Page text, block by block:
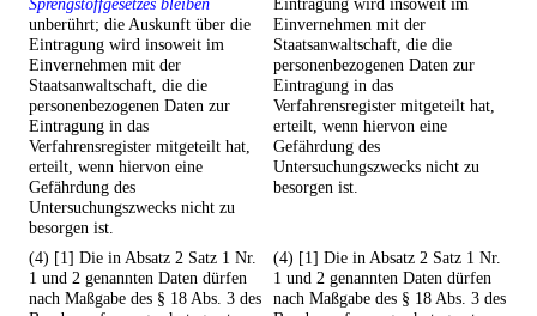
Sprengstoffgesetzes bleiben
unberührt; die Auskunft über die
Eintragung wird insoweit im
Einvernehmen mit der
Staatsanwaltschaft, die die
personenbezogenen Daten zur
Eintragung in das
Verfahrensregister mitgeteilt hat,
erteilt, wenn hiervon eine
Gefährdung des
Untersuchungszwecks nicht zu
besorgen ist.
Eintragung wird insoweit im
Einvernehmen mit der
Staatsanwaltschaft, die die
personenbezogenen Daten zur
Eintragung in das
Verfahrensregister mitgeteilt hat,
erteilt, wenn hiervon eine
Gefährdung des
Untersuchungszwecks nicht zu
besorgen ist.
(4) [1] Die in Absatz 2 Satz 1 Nr.
1 und 2 genannten Daten dürfen
nach Maßgabe des § 18 Abs. 3 des
(4) [1] Die in Absatz 2 Satz 1 Nr.
1 und 2 genannten Daten dürfen
nach Maßgabe des § 18 Abs. 3 des